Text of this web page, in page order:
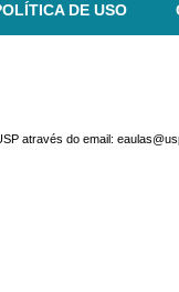
DE USO
através do email: